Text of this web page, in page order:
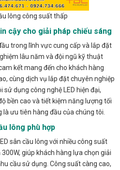
lông công suất thấp
cậy cho giải pháp chiếu sáng
trong lĩnh vực cung cấp và lắp đặt
lâu năm và đội ngũ kỹ thuật
kết mang đến cho khách hàng
cùng dịch vụ lắp đặt chuyên nghiệp
dụng công nghệ LED hiện đại,
bền cao và tiết kiệm năng lượng tối
ưu tiên hàng đầu của chúng tôi.
lông phù hợp
sân cầu lông với nhiều công suất
giúp khách hàng lựa chọn giải
cầu sử dụng. Công suất càng cao,